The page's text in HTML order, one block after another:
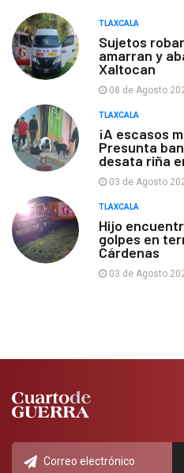
TLAXCALA
Sujetos
amarran y
Xaltocan
08 de Agosto
TLAXCALA
¡A escasos
Presunta
desata riña
03 de Agosto
TLAXCALA
Hijo
golpes en
Cárdenas
03 de Agosto